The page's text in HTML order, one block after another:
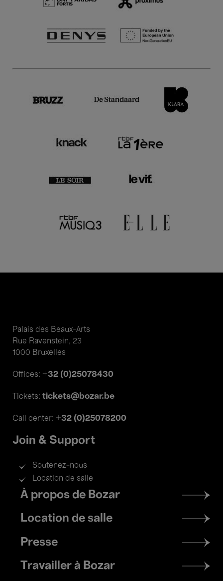
Palais des Beaux-Arts
Rue Ravenstein, 23
1000 Bruxelles
Offices: +32 (0)25078430
Tickets: tickets@bozar.be
Call center: +32 (0)25078200
Join & Support
Soutenez-nous
Location de salle
Footer
menu
À propos de Bozar
Location de salle
Presse
Travailler à Bozar